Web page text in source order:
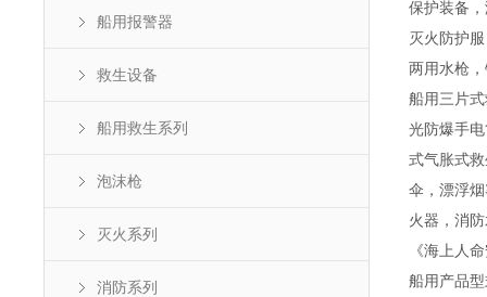
船用报警器
救生设备
船用救生系列
泡沫枪
灭火系列
消防系列
保护装备
灭火防护
两用水枪
船用三片
光防爆手
式气胀式
伞，漂浮
火器，消
《海上人
船用产品